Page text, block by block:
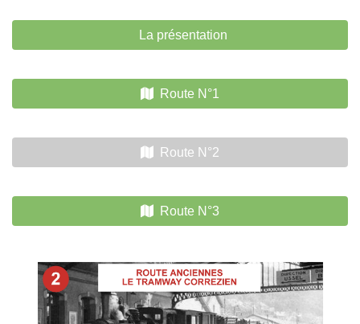
La présentation
Route N°1
Route N°2
Route N°3